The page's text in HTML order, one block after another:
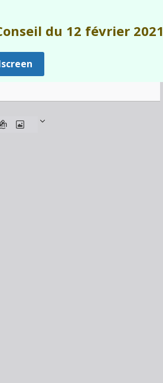
du 12 février 2021